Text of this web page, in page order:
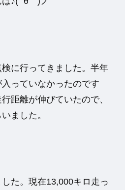
に行ってきました。半年
っていなかったのです
距離が伸びていたので、
ました。
た。現在13,000キロ走っ